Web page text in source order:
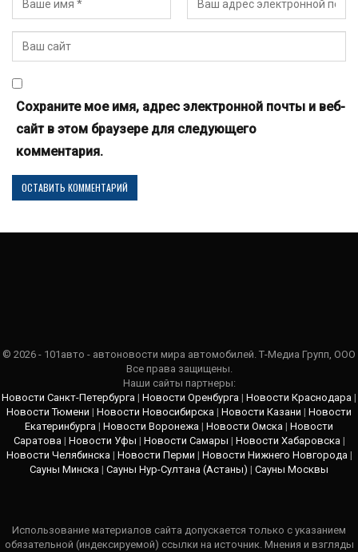
Сохраните мое имя, адрес электронной почты и веб-
сайт в этом браузере для следующего
комментария.
© 2026 - 101авто - автоновости мира автомобилей. Т-Медиа Групп, ООО
Все права защищены.
Наши сайты партнеры:
Новости Санкт-Петербурга | Новости Оренбурга | Новости Краснодара |
Новости Тюмени | Новости Новосибирска | Новости Казани | Новости
Екатеринбурга | Новости Воронежа | Новости Омска | Новости
Саратова| Новости Уфы | Новости Самары | Новости Хабаровска|
Новости Челябинска| Новости Перми | Новости Нижнего Новгорода|
Сауны Минска | Сауны Нур-Султана (Астаны) | Сауны Москвы
Использование материалов сайта допускается только с указанием
обязательной (индексируемой) ссылки на источник. Мнения и взгляды